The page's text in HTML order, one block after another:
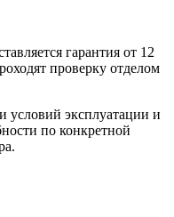
гарантия от 12
проверку отделом
условий эксплуатации и
по конкретной